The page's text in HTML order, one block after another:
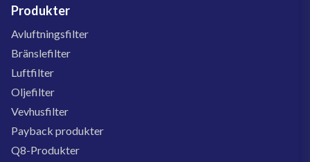
Produkter
Avluftningsfilter
Bränslefilter
Luftfilter
Oljefilter
Vevhusfilter
Payback produkter
Q8-Produkter